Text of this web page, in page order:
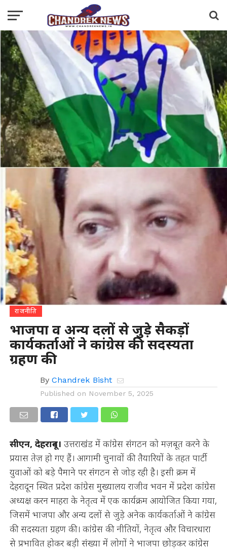
राजनीति
भाजपा व अन्य दलों से जुड़े सैकड़ों
कार्यकर्ताओं ने कांग्रेस की सदस्यता
ग्रहण की
By Chandrek Bisht
Published on November 5, 2025
सीएन, देहरादून। उत्तराखंड में कांग्रेस संगठन को मज़बूत करने के
प्रयास तेज़ हो गए हैं। आगामी चुनावों की तैयारियों के तहत पार्टी
युवाओं को बड़े पैमाने पर संगठन से जोड़ रही है। इसी क्रम में
देहरादून स्थित प्रदेश कांग्रेस मुख्यालय राजीव भवन में प्रदेश कांग्रेस
अध्यक्ष करन माहरा के नेतृत्व में एक कार्यक्रम आयोजित किया गया,
जिसमें भाजपा और अन्य दलों से जुड़े अनेक कार्यकर्ताओं ने कांग्रेस
की सदस्यता ग्रहण की। कांग्रेस की नीतियों, नेतृत्व और विचारधारा
से प्रभावित होकर बड़ी संख्या में लोगों ने भाजपा छोड़कर कांग्रेस